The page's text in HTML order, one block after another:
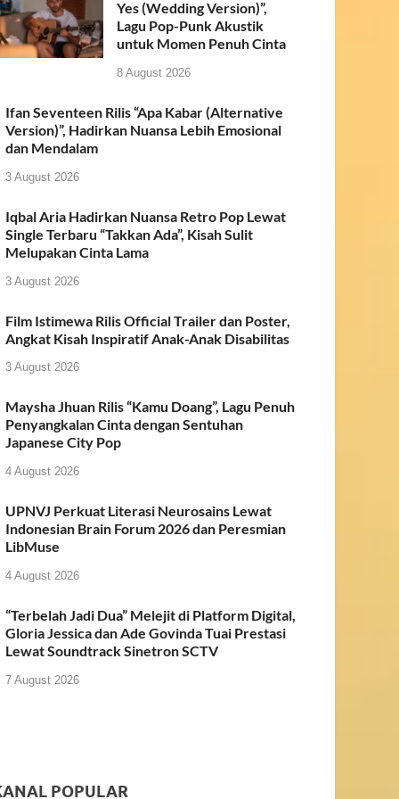
Yes (Wedding Version)”,
Lagu Pop-Punk Akustik
untuk Momen Penuh Cinta
8 August 2026
Ifan Seventeen Rilis “Apa Kabar (Alternative
Version)”, Hadirkan Nuansa Lebih Emosional
dan Mendalam
3 August 2026
Iqbal Aria Hadirkan Nuansa Retro Pop Lewat
Single Terbaru “Takkan Ada”, Kisah Sulit
Melupakan Cinta Lama
3 August 2026
Film Istimewa Rilis Official Trailer dan Poster,
Angkat Kisah Inspiratif Anak-Anak Disabilitas
3 August 2026
Maysha Jhuan Rilis “Kamu Doang”, Lagu Penuh
Penyangkalan Cinta dengan Sentuhan
Japanese City Pop
4 August 2026
UPNVJ Perkuat Literasi Neurosains Lewat
Indonesian Brain Forum 2026 dan Peresmian
LibMuse
4 August 2026
“Terbelah Jadi Dua” Melejit di Platform Digital,
Gloria Jessica dan Ade Govinda Tuai Prestasi
Lewat Soundtrack Sinetron SCTV
7 August 2026
POPULAR